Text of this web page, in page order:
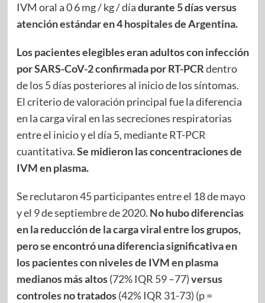
IVM oral a 0 6 mg / kg / díadurante 5 días versus
atención estándar en 4 hospitales de Argentina.
Los pacientes elegibles eran adultos con infección
por SARS-CoV-2 confirmada por RT-PCRdentro
de los 5 días posteriores al inicio de los síntomas.
El criterio de valoración principal fue la diferencia
en la carga viral en las secreciones respiratorias
entre el inicio y el día 5, mediante RT-PCR
cuantitativa.Se midieron las concentraciones de
IVM en plasma.
Se reclutaron 45 participantes entre el 18 de mayo
y el 9 de septiembre de 2020. No hubo diferencias
en la reducción de la carga viral entre los grupos,
pero se encontró una diferencia significativa en
los pacientes con niveles de IVM en plasma
medianos más altos(72% IQR 59 –77)versus
controles no tratados(42% IQR 31-73) (p =